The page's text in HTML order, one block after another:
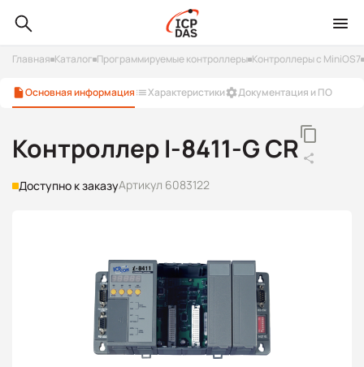
Главная Каталог Программируемые контроллеры Контроллеры с MiniOS7
Основная информация Характеристики Документация и ПО
Контроллер I-8411-G CR
Доступно к заказуАртикул 6083122